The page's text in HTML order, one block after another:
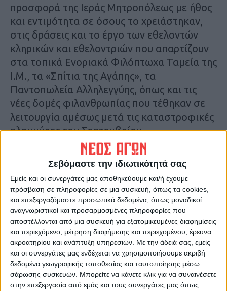
Σεβόμαστε την ιδιωτικότητά σας
Εμείς και οι συνεργάτες μας αποθηκεύουμε και/ή έχουμε
πρόσβαση σε πληροφορίες σε μια συσκευή, όπως τα cookies,
και επεξεργαζόμαστε προσωπικά δεδομένα, όπως μοναδικοί
αναγνωριστικοί και προσαρμοσμένες πληροφορίες που
αποστέλλονται από μια συσκευή για εξατομικευμένες διαφημίσεις
και περιεχόμενο, μέτρηση διαφήμισης και περιεχομένου, έρευνα
ακροατηρίου και ανάπτυξη υπηρεσιών. Με την άδειά σας, εμείς
και οι συνεργάτες μας ενδέχεται να χρησιμοποιήσουμε ακριβή
δεδομένα γεωγραφικής τοποθεσίας και ταυτοποίησης μέσω
σάρωσης συσκευών. Μπορείτε να κάνετε κλικ για να συναινέσετε
στην επεξεργασία από εμάς και τους συνεργάτες μας όπως
προσφορά της Ιεράς Μητροπόλεως με ήθος
και εντιμότητα σε όσους το χρειάστηκαν,
στις δράσεις και το έργο των εθελοντών
κληρικών και εθελοντριών που απαρτίζουν
στα τοπικά Ενοριακά Φιλόπτωχα Ταμεία της
Ι.Μ., τα «Σπίτια της Αγάπης», τα
Παντοπωλεία Αλληλεγγύης, όπως και τις
νέες δομές φιλανθρωπίας που τέθηκαν σε
λειτουργία αμέσως μετά τις καταστροφικές
πλημμύρες του Σεπτεμβρίου.
Επιπλέον, μίλησε για την ανθρωπιά που
κυριάρχησε ανάμεσά μας σε εκείνες τις
δύσκολες στιγμές που βίωνε ο τόπος μας,
γεγονός που βοήθησε να ανταποκριθούμε
στις ανάγκες των πληγέντων.